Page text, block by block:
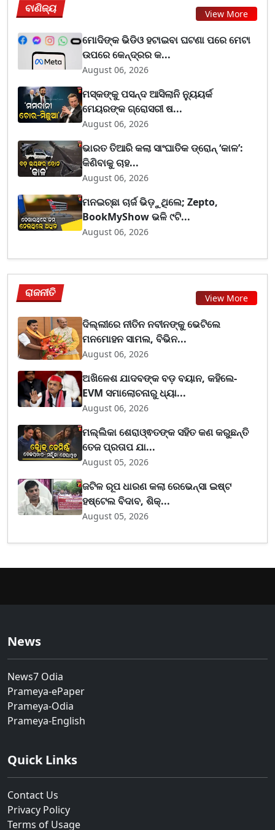
ବାଣିଜ୍ୟ View More
ମୋଦିଙ୍କ ଭିଡିଓ ହଟାଇବା ଘଟଣା ପରେ ମେଟା
ଉପରେ କେନ୍ଦ୍ରର କ...
August 06, 2026
ମସ୍କଙ୍କୁ ପସନ୍ଦ ଆସିଲାନି ନ୍ୟୁୟର୍କ
ମେୟରଙ୍କ ଗ୍ରୋସରୀ ଷ...
August 06, 2026
ଭାରତ ତିଆରି କଲା ସାଂଘାତିକ ଡ୍ରୋନ୍ ‘କାଳ’:
କିଣିବାକୁ ଚାହ...
August 06, 2026
ମନଇଚ୍ଛା ଚାର୍ଜ ଭିଡ଼ୁଥିଲେ; Zepto,
BookMyShow ଭଳି ୯ଟି...
August 06, 2026
ରାଜନୀତି View More
ଦିଲ୍ଲୀରେ ନୀତିନ ନବୀନଙ୍କୁ ଭେଟିଲେ
ମନମୋହନ ସାମଲ, ବିଭିନ...
August 06, 2026
ଅଖିଳେଶ ଯାଦବଙ୍କ ବଡ଼ ବୟାନ, କହିଲେ-
EVM ସମାଲୋଚନାରୁ ଧ୍ୟା...
August 06, 2026
ମଲ୍ଲିକା ଶେରାଓ୍ଵତଙ୍କ ସହିତ କଣ କରୁଛନ୍ତି
ତେଜ ପ୍ରତାପ ଯା...
August 05, 2026
ଜଟିଳ ରୂପ ଧାରଣ କଲା ରେଭେନ୍ସା ଇଷ୍ଟ
ହଷ୍ଟେଲ ବିଦାବ, ଶିକ୍...
August 05, 2026
News
News7 Odia
Prameya-ePaper
Prameya-Odia
Prameya-English
Quick Links
Contact Us
Privacy Policy
Terms of Usage